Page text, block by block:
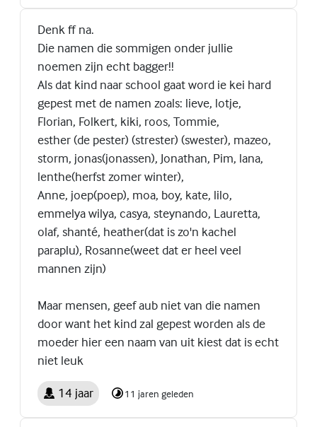
Denk ff na.
Die namen die sommigen onder jullie
noemen zijn echt bagger!!
Als dat kind naar school gaat word ie kei hard
gepest met de namen zoals: lieve, lotje,
Florian, Folkert, kiki, roos, Tommie,
esther (de pester) (strester) (swester), mazeo,
storm, jonas(jonassen), Jonathan, Pim, lana,
lenthe(herfst zomer winter),
Anne, joep(poep), moa, boy, kate, lilo,
emmelya wilya, casya, steynando, Lauretta,
olaf, shanté, heather(dat is zo'n kachel
paraplu), Rosanne(weet dat er heel veel
mannen zijn)
Maar mensen, geef aub niet van die namen
door want het kind zal gepest worden als de
moeder hier een naam van uit kiest dat is echt
niet leuk
14 jaar 11 jaren geleden